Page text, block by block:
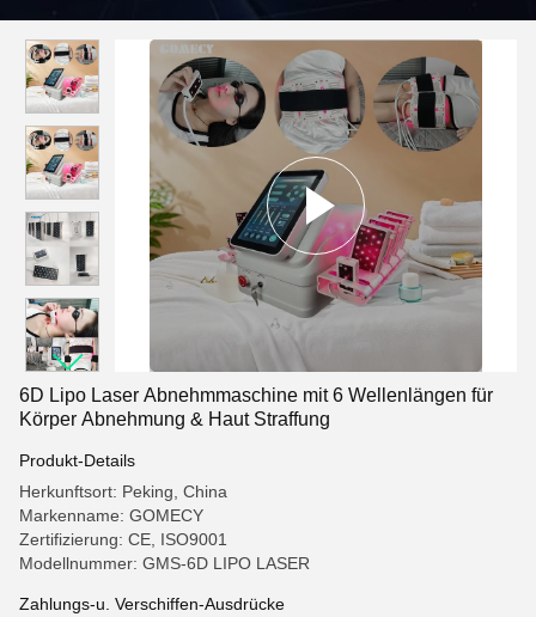
6D Lipo Laser Abnehmmaschine mit 6 Wellenlängen für
Körper Abnehmung & Haut Straffung
Produkt-Details
Herkunftsort: Peking, China
Markenname: GOMECY
Zertifizierung: CE, ISO9001
Modellnummer: GMS-6D LIPO LASER
Zahlungs-u. Verschiffen-Ausdrücke